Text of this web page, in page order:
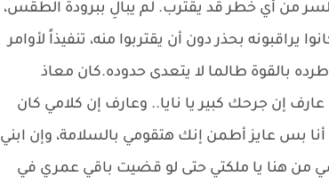
السر من أي خطر قد يقترب. لم يبالِ ببرودة الطقس،
يراقبونه بحذر دون أن يقتربوا منه، تنفيذاً لأوامر
بالقوة طالما لا يتعدى حدوده.كان معاذ
إن جرحك كبير يا نايا.. وعارف إن كلامي كان
بس عايز أطمن إنك هتقومي بالسلامة، وإن ابني
من هنا يا ملكتي حتى لو قضيت باقي عمري في